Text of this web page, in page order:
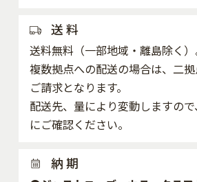
送 料
送料無料（一部地域・離島除く）
複数拠点への配送の場合は、二
ご請求となります。
配送先、量により変動しますの
にご確認ください。
納 期